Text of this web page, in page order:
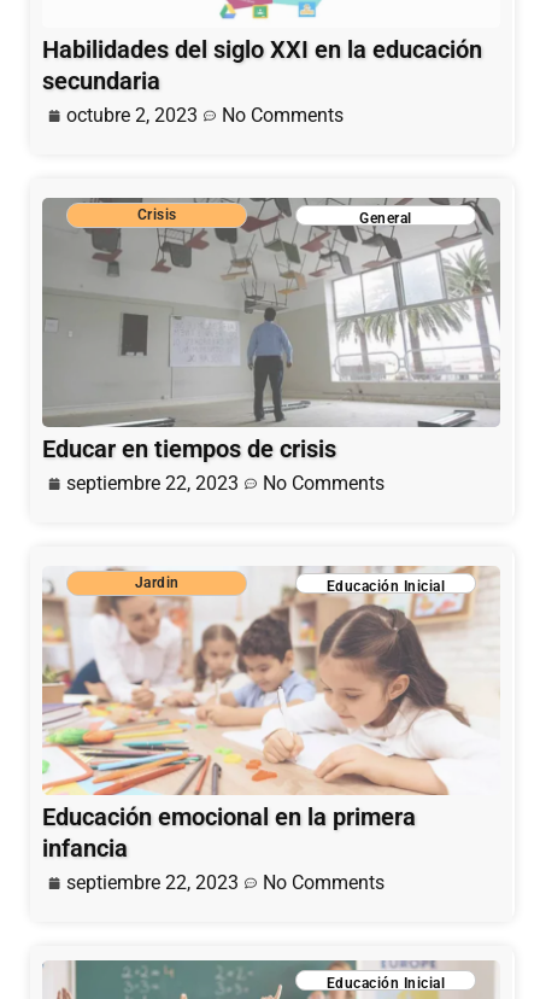
Habilidades del siglo XXI en la educación
secundaria
octubre 2, 2023 No Comments
Crisis General
Educar en tiempos de crisis
septiembre 22, 2023 No Comments
Jardin Educación Inicial
Educación emocional en la primera
infancia
septiembre 22, 2023 No Comments
Educación Inicial